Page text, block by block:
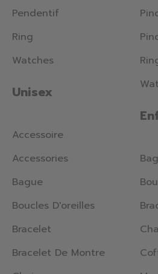
Pendentif
Ring
Watches
Unisex
Accessoire
Accessories
Bague
Boucles D'oreilles
Bracelet
Bracelet De Montre